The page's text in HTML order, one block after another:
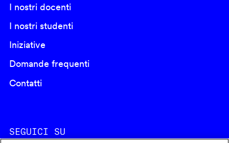
I nostri docenti
I nostri studenti
Iniziative
Domande frequenti
Contatti
SEGUICI SU